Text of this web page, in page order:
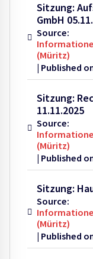
Sitzung:
GmbH
Source:
(Müritz)
Published
Sitzung:
11.11.2025
Source:
(Müritz)
Published
Sitzung:
Source:
(Müritz)
Published